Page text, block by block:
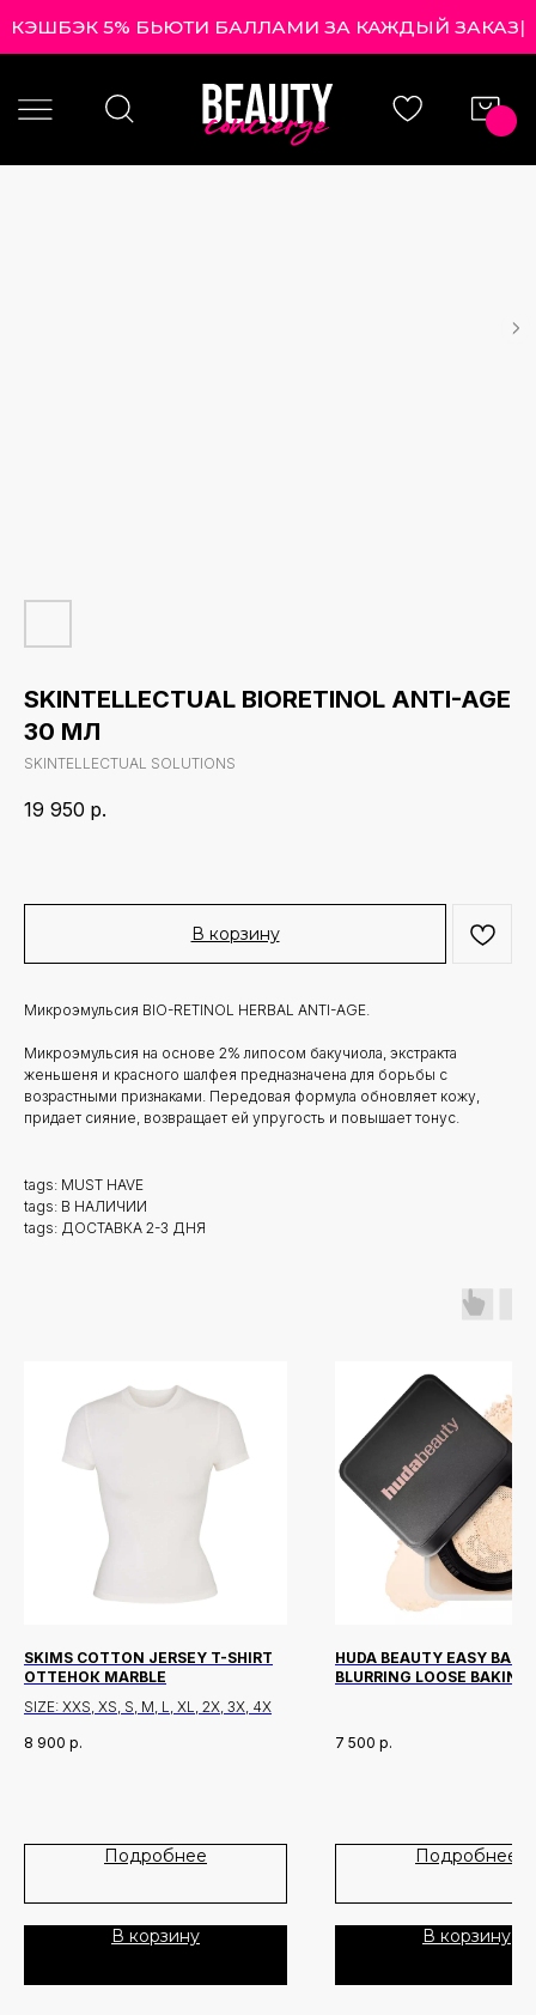
КЭШБЭК 5% БЬЮТИ БАЛЛАМИ ЗА КАЖДЫЙ ЗА |
SKINTELLECTUAL BIORETINOL ANTI-AGE
30 МЛ
SKINTELLECTUAL SOLUTIONS
19 950 р.
В корзину
Микроэмульсия BIO-RETINOL HERBAL ANTI-AGE.
Микроэмульсия на основе 2% липосом бакучиола, экстракта
женьшеня и красного шалфея предназначена для борьбы с
возрастными признаками. Передовая формула обновляет кожу,
придает сияние, возвращает ей упругость и повышает тонус.
tags: MUST HAVE
tags: В НАЛИЧИИ
tags: ДОСТАВКА 2-3 ДНЯ
SKIMS COTTON JERSEY T-SHIRT
ОТТЕНОК MARBLE
SIZE: XXS, XS, S, M, L, XL, 2X, 3X, 4X
8 900 р.
Подробнее
В корзину
HUDA BEAUTY EASY BAKE
BLURRING LOOSE BAKING
7 500 р.
Подробнее
В корзину
Политика Конфиденциальности
Доставка и оплата
Публичная Оферта
Пользовательское Соглашение
Новинки